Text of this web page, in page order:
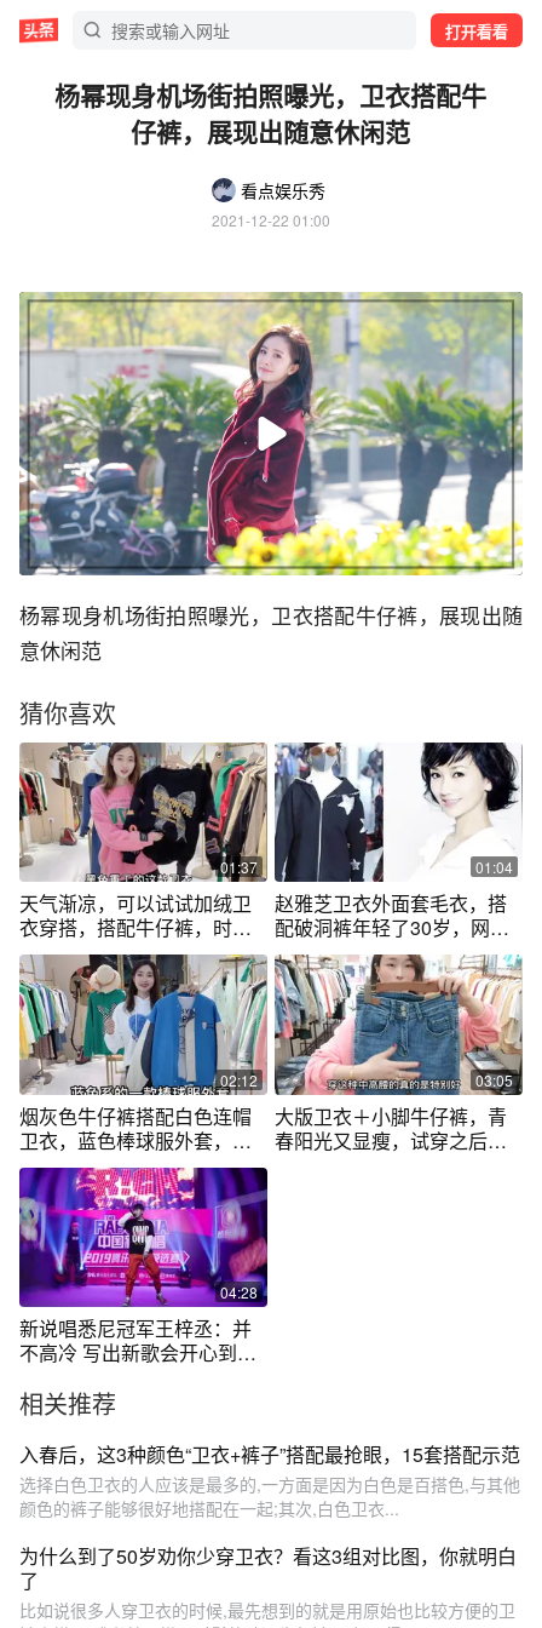
打开看看
杨幂现身机场街拍照曝光，卫衣搭配牛
仔裤，展现出随意休闲范
看点娱乐秀
2021-12-22 01:00
杨幂现身机场街拍照曝光，卫衣搭配牛仔裤，展现出随
意休闲范
猜你喜欢
01:37
天气渐凉，可以试试加绒卫
衣穿搭，搭配牛仔裤，时尚
减龄保暖！
01:04
赵雅芝卫衣外面套毛衣，搭
配破洞裤年轻了30岁，网
友：奶奶厉害了
02:12
烟灰色牛仔裤搭配白色连帽
卫衣，蓝色棒球服外套，时
尚休闲遮肉！
03:05
大版卫衣＋小脚牛仔裤，青
春阳光又显瘦，试穿之后梅
04:28
新说唱悉尼冠军王梓丞：并
不高冷 写出新歌会开心到跳
相关推荐
入春后，这3种颜色“卫衣+裤子”搭配最抢眼，15套搭配示范
选择白色卫衣的人应该是最多的,一方面是因为白色是百搭色,与其他
颜色的裤子能够很好地搭配在一起;其次,白色卫衣...
为什么到了50岁劝你少穿卫衣？看这3组对比图，你就明白
了
比如说很多人穿卫衣的时候,最先想到的就是用原始也比较方便的卫